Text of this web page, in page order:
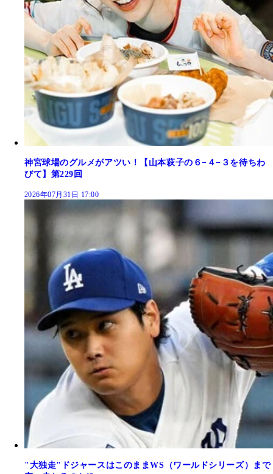
神宮球場のグルメがアツい！【山本萩子の６−４−３を待ちわ
びて】第229回
2026年07月31日 17:00
"大独走"ドジャースはこのままWS（ワールドシリーズ）まで